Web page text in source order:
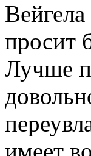
просит
Лучше